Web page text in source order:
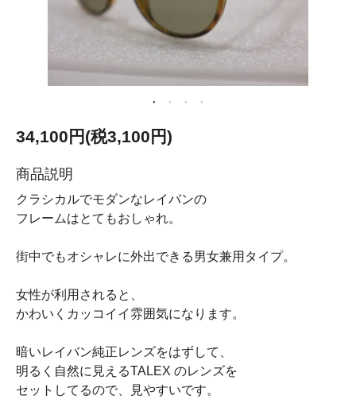
34,100円(税3,100円)
商品説明
クラシカルでモダンなレイバンの
フレームはとてもおしゃれ。
街中でもオシャレに外出できる男女兼用タイプ。
女性が利用されると、
かわいくカッコイイ雰囲気になります。
暗いレイバン純正レンズをはずして、
明るく自然に見えるTALEX のレンズを
セットしてるので、見やすいです。